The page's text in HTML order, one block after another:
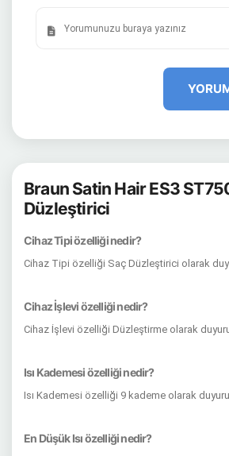
Braun Satin Hair ES3
Düzleştirici
Cihaz Tipi özelliği nedir?
Cihaz Tipi özelliği Saç Düzleştirici olarak
Cihaz İşlevi özelliği nedir?
Cihaz İşlevi özelliği Düzleştirme olarak
Isı Kademesi özelliği nedir?
Isı Kademesi özelliği 9 kademe olarak
En Düşük Isı özelliği nedir?